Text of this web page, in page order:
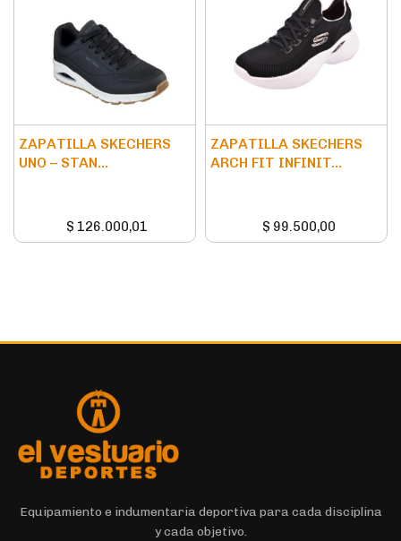
ZAPATILLA SKECHERS
UNO – STAN...
$ 126.000,01
ZAPATILLA SKECHERS
ARCH FIT INFINIT...
$ 99.500,00
Equipamiento e indumentaria deportiva para cada disciplina
y cada objetivo.